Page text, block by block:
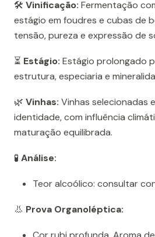
🛠️ Vinificação: Fermentação
estágio em foudres e cubas de
tensão, pureza e expressão de
⏳ Estágio: Estágio prolongado
estrutura, especiaria e
🌿 Vinhas: Vinhas selecionadas
identidade, com influência
maturação equilibrada.
🧪 Análise:
Teor alcoólico: consultar
👃 Prova Organoléptica: